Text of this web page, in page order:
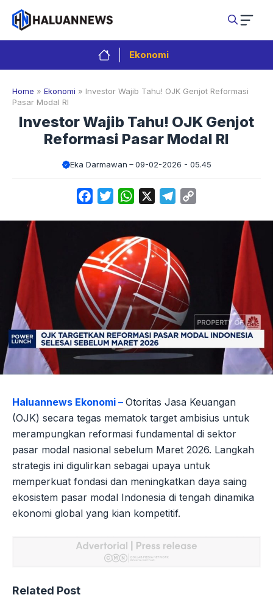
Langsung
isi
Ekonomi
Home » Ekonomi » Investor Wajib Tahu! OJK Genjot Reformasi
Pasar Modal RI
Investor Wajib Tahu! OJK Genjot
Reformasi Pasar Modal RI
Eka Darmawan 09-02-2026 - 05.45
FacebookTwitterWhatsApp Telegram
Haluannews Ekonomi – Otoritas Jasa Keuangan
(OJK) secara tegas mematok target ambisius untuk
merampungkan reformasi fundamental di sektor
pasar modal nasional sebelum Maret 2026. Langkah
strategis ini digulirkan sebagai upaya untuk
memperkuat fondasi dan meningkatkan daya saing
ekosistem pasar modal Indonesia di tengah dinamika
ekonomi global yang kian kompetitif.
Related Post